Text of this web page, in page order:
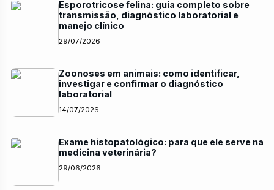
Esporotricose felina: guia completo sobre
transmissão, diagnóstico laboratorial e
manejo clínico
29/07/2026
Zoonoses em animais: como identificar,
investigar e confirmar o diagnóstico
laboratorial
14/07/2026
Exame histopatológico: para que ele serve na
medicina veterinária?
29/06/2026